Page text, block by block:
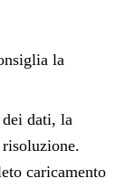
la
dati, la
caricamento